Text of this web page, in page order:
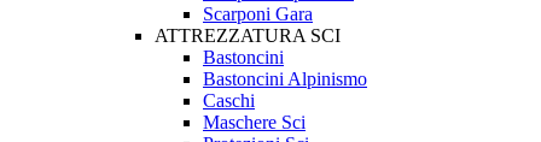
Scarponi Gara
ATTREZZATURA SCI
Bastoncini
Bastoncini Alpinismo
Caschi
Maschere Sci